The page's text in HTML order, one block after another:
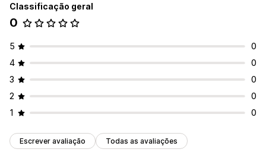
Classificação geral
0
5
0
4
0
3
0
2
0
1
0
Escrever avaliação Todas as avaliações